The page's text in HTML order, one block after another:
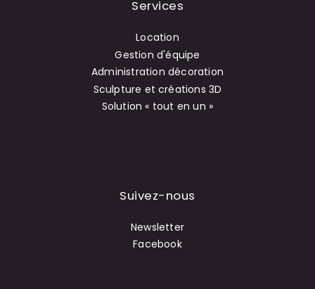
Services
Location
Gestion d'équipe
Administration décoration
Sculpture et créations 3D
Solution « tout en un »
Suivez-nous
Newsletter
Facebook